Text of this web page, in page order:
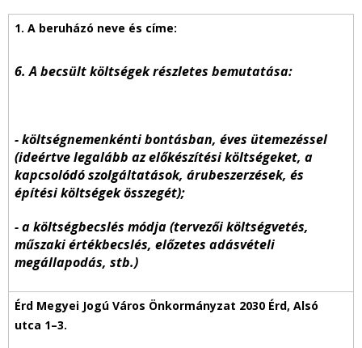
6. A becsült költségek részletes bemutatása:
- költségnemenkénti bontásban, éves ütemezéssel
(ideértve legalább az előkészítési költségeket, a
kapcsolódó szolgáltatások, árubeszerzések, és
építési költségek összegét);
- a költségbecslés módja (tervezői költségvetés,
műszaki értékbecslés, előzetes adásvételi
megállapodás, stb.)